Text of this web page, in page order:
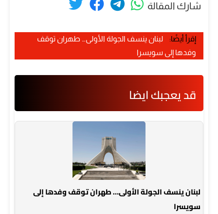
شارك المقالة
إقرأ أيضًا:
لبنان ينسف الجولة الأولى… طهران توقف
وفدها إلى سويسرا
قد يعجبك ايضا
لبنان ينسف الجولة الأولى… طهران توقف وفدها إلى
سويسرا